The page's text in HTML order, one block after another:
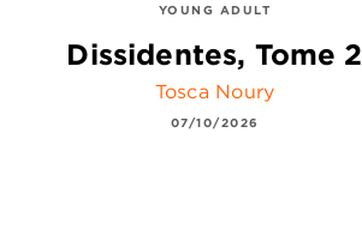
YOUNG ADULT
Dissidentes, Tome 2
Tosca Noury
07/10/2026